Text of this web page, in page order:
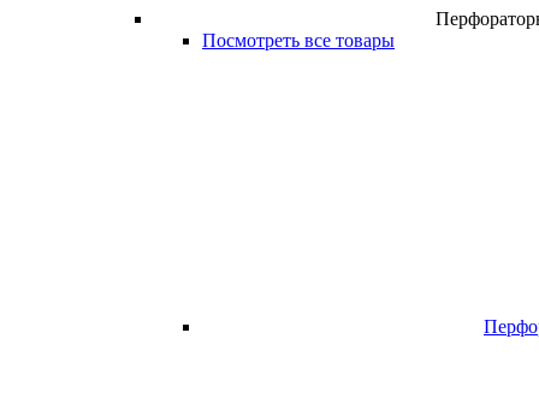
Посмотреть все товары